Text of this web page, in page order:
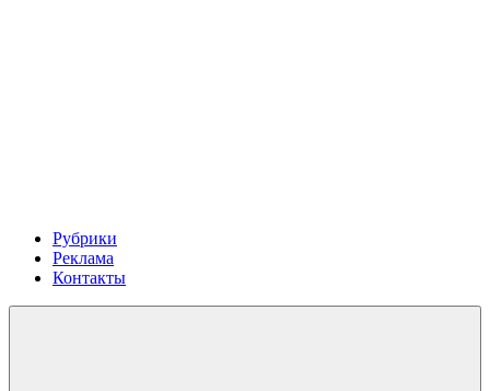
Рубрики
Реклама
Контакты